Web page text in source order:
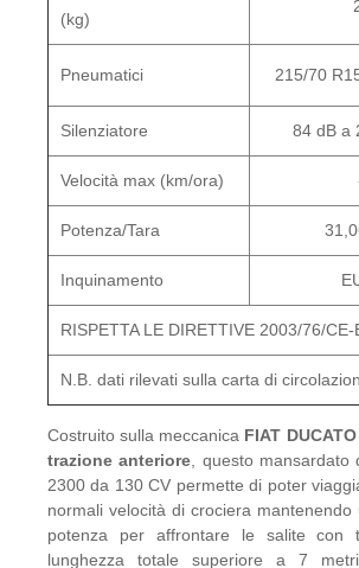
(kg)
Pneumatici 215/70
Silenziatore 84 dB a
Velocità max (km/ora)
Potenza/Tara
Inquinamento
RISPETTA LE DIRETTIVE 2003/76/CE-
N.B. dati rilevati sulla carta di
Costruito sulla meccanica FIAT
trazione anteriore, questo mansardato
2300 da 130 CV permette di poter
normali velocità di crociera
potenza per affrontare le salite con
lunghezza totale superiore a 7